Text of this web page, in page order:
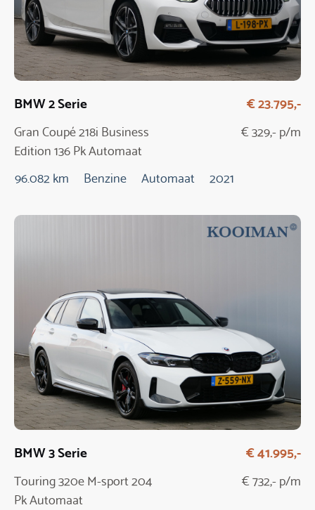
BMW 2 Serie
Gran Coupé 218i Business
Edition 136 Pk Automaat
€ 23.795,-
€ 329,- p/m
96.082 km Benzine Automaat 2021
BMW 3 Serie
Touring 320e M-sport 204
Pk Automaat
€ 41.995,-
€ 732,- p/m